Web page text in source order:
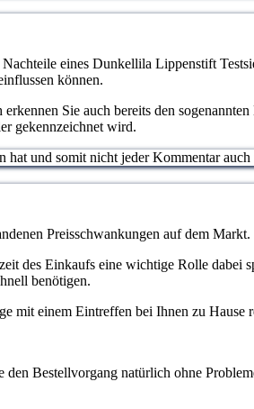
eines Dunkellila Lippenstift
können.
Sie auch bereits den
gekennzeichnet wird.
und somit nicht jeder Kommentar
Preisschwankungen auf dem Markt.
des Einkaufs eine wichtige Rolle dabei
benötigen.
mit einem Eintreffen bei Ihnen zu Hause
Bestellvorgang natürlich ohne